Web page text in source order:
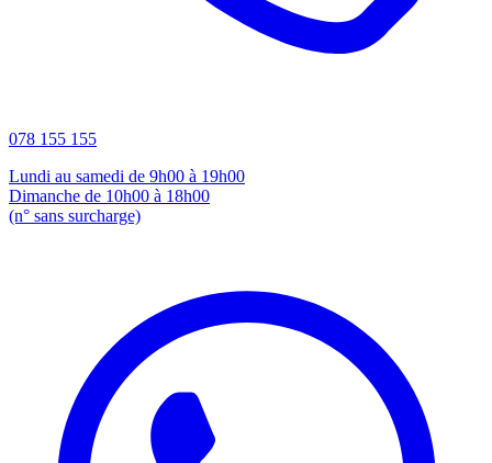
078 155 155
Lundi au samedi de 9h00 à 19h00
Dimanche de 10h00 à 18h00
(n° sans surcharge)